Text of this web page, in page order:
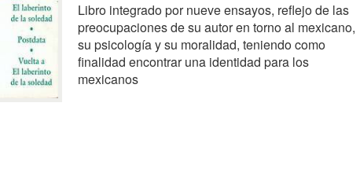
Libro integrado por nueve ensayos, reflejo de las
preocupaciones de su autor en torno al mexicano,
su psicología y su moralidad, teniendo como
finalidad encontrar una identidad para los
mexicanos